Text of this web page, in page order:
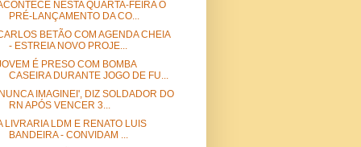
NESTA QUARTA-FEIRA O
PRÉ-LANÇAMENTO DA CO...
BETÃO COM AGENDA CHEIA
- ESTREIA NOVO PROJE...
É PRESO COM BOMBA
CASEIRA DURANTE JOGO DE FU...
IMAGINEI', DIZ SOLDADOR DO
RN APÓS VENCER 3...
LIVRARIA LDM E RENATO LUIS
BANDEIRA - CONVIDAM ...